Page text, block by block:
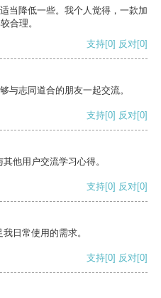
当降低一些。我个人觉得，一款加
合理。
支持[0] 反对[0]
与志同道合的朋友一起交流。
支持[0] 反对[0]
他用户交流学习心得。
支持[0] 反对[0]
日常使用的需求。
支持[0] 反对[0]